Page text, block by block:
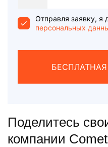
+1
Отправля заявку, я
персональных
Поделитесь
компании